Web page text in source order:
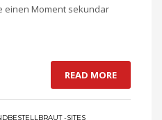
einen Moment sekundar
READ MORE
-SITES